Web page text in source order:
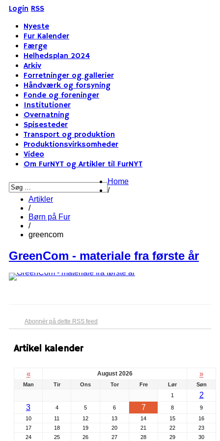
Login RSS
Nyeste
Fur Kalender
Færge
Helhedsplan 2024
Arkiv
Forretninger og gallerier
Håndværk og forsyning
Fonde og foreninger
Institutioner
Overnatning
Spisesteder
Transport og produktion
Produktionsvirksomheder
Video
Om FurNYT og Artikler til FurNYT
Home
/
Artikler
/
Børn på Fur
/
greencom
GreenCom - materiale fra første år
Abonnér på dette RSS feed
Artikel kalender
« August 2026 »
Man Tir Ons Tor Fre Lør
Søn
1
2
3
4 5 6 7 8
9
10
11 12 13 14 15
16
17
18 19 20 21 22
23
24
25 26 27 28 29 30